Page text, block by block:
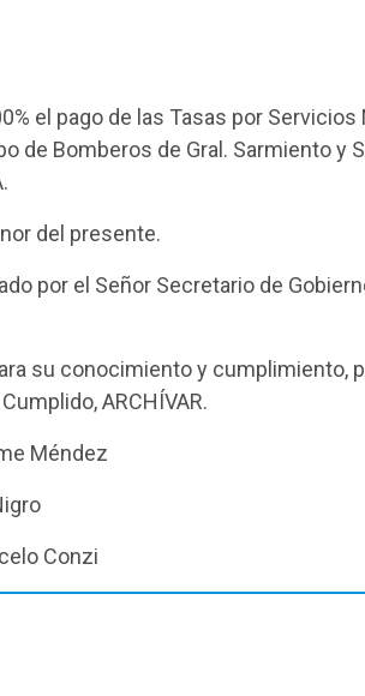
el pago de las Tasas por
de Bomberos de Gral. Sarmiento y
del presente.
por el Señor Secretario de
su conocimiento y cumplimiento,
ARCHÍVAR.
Méndez
Conzi